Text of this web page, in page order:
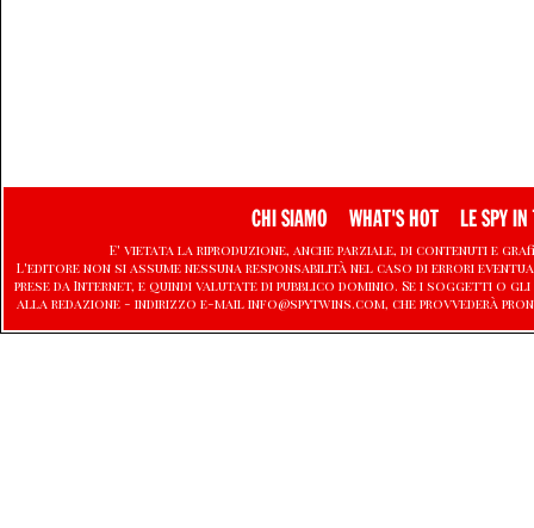
CHI SIAMO WHAT'S HOT LE SPY IN
E' vietata la riproduzione, anche parziale, di contenuti e
L'editore non si assume nessuna responsabilità nel caso di errori
prese da Internet, e quindi valutate di pubblico dominio. Se i soggetti
alla redazione - indirizzo e-mail info@spytwins.com, che provvederà